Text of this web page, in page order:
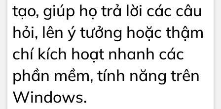
tạo, giúp họ trả lời các câu
hỏi, lên ý tưởng hoặc thậm
chí kích hoạt nhanh các
phần mềm, tính năng trên
Windows.